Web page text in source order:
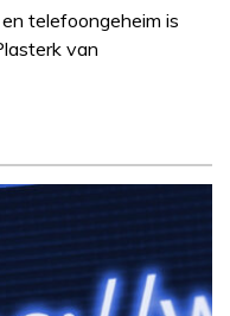
telefoongeheim is
van